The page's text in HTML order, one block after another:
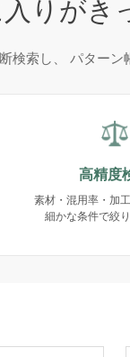
りがき
検索し、 パターン
高精度
素材・混用率・加
細かな条件で絞り